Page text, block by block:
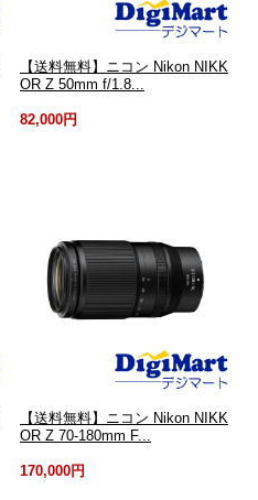
【送料無料】ニコン Nikon NIKK
OR Z 50mm f/1.8...
82,000円
【送料無料】ニコン Nikon NIKK
OR Z 70-180mm F...
170,000円